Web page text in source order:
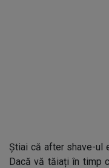
Știai că after shave-ul
Dacă vă tăiați în timp